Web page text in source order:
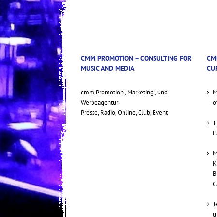
CMM PROMOTION – CONSULTING FOR
MUSIC AND MEDIA
cmm Promotion-, Marketing-, und
Werbeagentur
Presse, Radio, Online, Club, Event